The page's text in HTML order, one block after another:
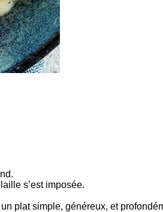
.
s’est imposée.
plat simple, généreux, et